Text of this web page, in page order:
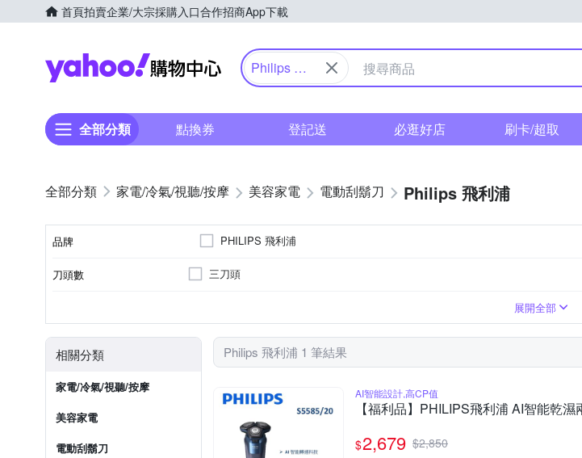
首頁拍賣企業/大宗採購入口合作招商App下載
Yahoo購物中心
Philips 飛
全部分類 點換券 登記送 必逛好店 刷卡/超取
家電/冷氣/視聽/按摩 美容家電 電動刮鬍刀 Philips 飛利浦
品牌 PHILIPS 飛利浦
刀頭數 三刀頭
展開全部
相關分類
家電/冷氣/視聽/按摩
美容家電
電動刮鬍刀
Philips 飛利浦 1 筆結果
AI智能設計,高CP值
【福利品】PHILIPS飛利浦 AI智能乾
$2,679 $2,850